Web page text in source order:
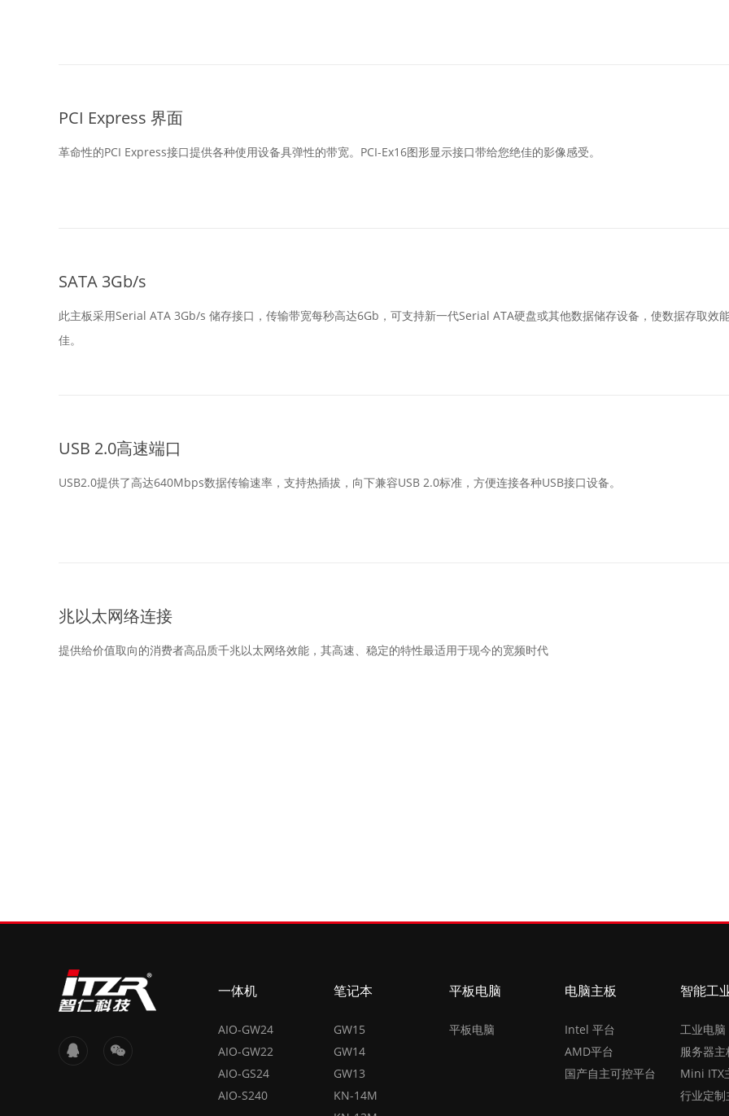
PCI Express 界面
革命性的PCI Express接口提供各种使用设备具弹性的带宽。PCI-Ex16图形显示接口带给您绝佳的影像感受。
SATA 3Gb/s
此主板采用Serial ATA 3Gb/s 储存接口，传输带宽每秒高达6Gb，可支持新一代Serial ATA硬盘或其他数据储存设备，使数据存取效
佳。
USB 2.0高速端口
USB2.0提供了高达640Mbps数据传输速率，支持热插拔，向下兼容USB 2.0标准，方便连接各种USB接口设备。
兆以太网络连接
提供给价值取向的消费者高品质千兆以太网络效能，其高速、稳定的特性最适用于现今的宽频时代
一体机
AIO-GW24
AIO-GW22
AIO-GS24
AIO-S240
笔记本
GW15
GW14
GW13
KN-14M
平板电脑
平板电脑
电脑主板
Intel 平台
AMD平台
国产自主可控平台
智能工
工业电脑
服务器主
Mini ITX
行业定制